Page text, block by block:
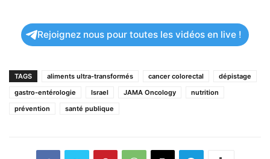
Rejoignez nous pour toutes les vidéos en live !
TAGS aliments ultra-transformés cancer colorectal
dépistage
gastro-entérologie
Israel JAMA Oncology
nutrition
prévention
santé publique